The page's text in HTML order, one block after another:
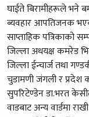
घाईते बिरामीहरूले भने
ब्यवहार आपतिजनक
साप्ताहिक पत्रिकाको
जिल्ला अधयक्ष कमरेड
जिल्ला ईन्चार्ज तथा
चुडामणी जंगली र प्रदेश
सुपरिटेण्डेन डा.भरत
वाडबाट अन्य वार्डमा